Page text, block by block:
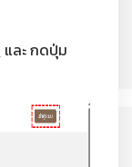
และ กดปุ่ม